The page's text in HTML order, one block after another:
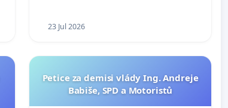
23 Jul 2026
Petice za demisi vlády Ing. Andreje
Babiše, SPD a Motoristů